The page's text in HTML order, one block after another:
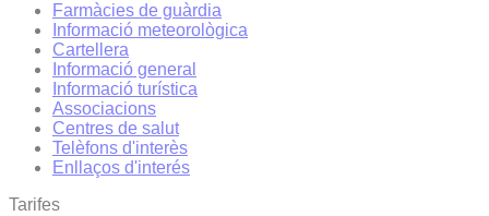
Farmàcies de guàrdia
Informació meteorològica
Cartellera
Informació general
Informació turística
Associacions
Centres de salut
Telèfons d'interès
Enllaços d'interés
Tarifes